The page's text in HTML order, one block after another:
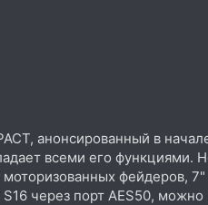
анонсированный в
всеми его функциями.
фейдеров,
через порт AES50,